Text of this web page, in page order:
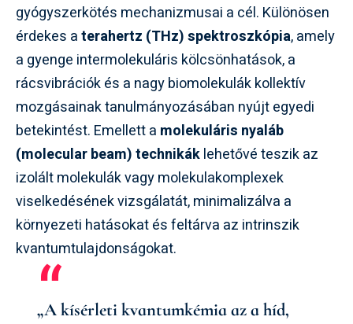
gyógyszerkötés mechanizmusai a cél. Különösen
érdekes aterahertz (THz) spektroszkópia, amely
a gyenge intermolekuláris kölcsönhatások, a
rácsvibrációk és a nagy biomolekulák kollektív
mozgásainak tanulmányozásában nyújt egyedi
betekintést. Emellett a molekuláris nyaláb
(molecular beam) technikáklehetővé teszik az
izolált molekulák vagy molekulakomplexek
viselkedésének vizsgálatát, minimalizálva a
környezeti hatásokat és feltárva az intrinszik
kvantumtulajdonságokat.
„A kísérleti kvantumkémia az a híd,